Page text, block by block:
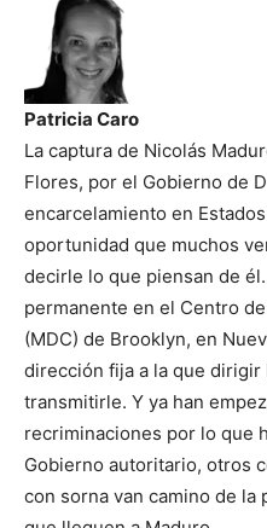
Patricia Caro
La captura de Nicolás
Flores, por el Gobierno de
encarcelamiento en
oportunidad que muchos
decirle lo que piensan de
permanente en el Centro
(MDC) de Brooklyn, en
dirección fija a la que dirigir
transmitirle. Y ya han
recriminaciones por lo que
Gobierno autoritario, otros
con sorna van camino de